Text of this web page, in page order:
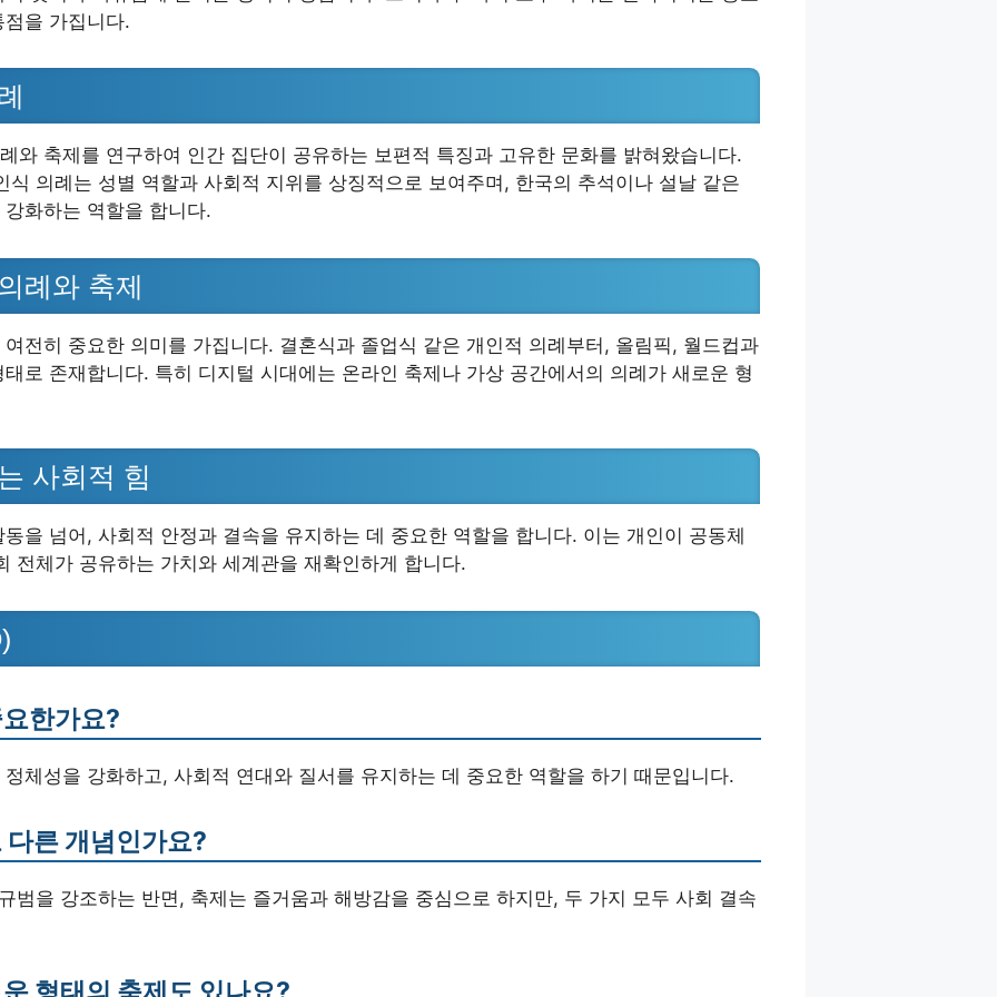
을 가집니다.
와 축제를 연구하여 인간 집단이 공유하는 보편적 특징과 고유한 문화를 밝혀왔습니다.
식 의례는 성별 역할과 사회적 지위를 상징적으로 보여주며, 한국의 추석이나 설날 같은
화하는 역할을 합니다.
례와 축제
전히 중요한 의미를 가집니다. 결혼식과 졸업식 같은 개인적 의례부터, 올림픽, 월드컵과
로 존재합니다. 특히 디지털 시대에는 온라인 축제나 가상 공간에서의 의례가 새로운 형
사회적 힘
을 넘어, 사회적 안정과 결속을 유지하는 데 중요한 역할을 합니다. 이는 개인이 공동체
전체가 공유하는 가치와 세계관을 재확인하게 합니다.
한가요?
체성을 강화하고, 사회적 연대와 질서를 유지하는 데 중요한 역할을 하기 때문입니다.
른 개념인가요?
범을 강조하는 반면, 축제는 즐거움과 해방감을 중심으로 하지만, 두 가지 모두 사회 결속